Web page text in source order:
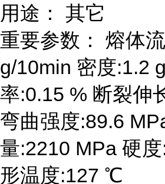
用途： 其它
重要参数： 熔体
g/10min 密度:1.2
率:0.15 % 断裂伸
弯曲强度:89.6
量:2210 MPa 硬
形温度:127 ℃